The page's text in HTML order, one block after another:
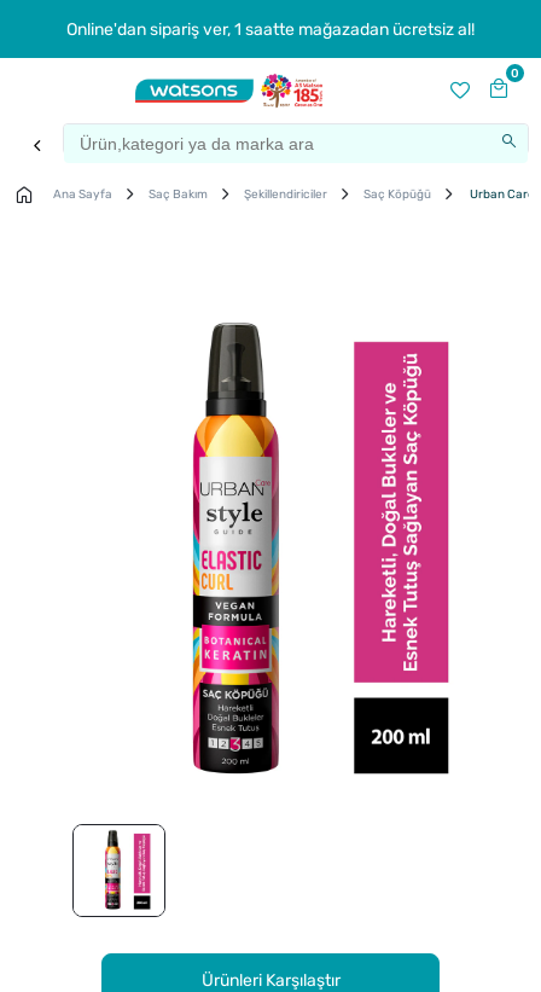
Online'dan sipariş ver, 1 saatte mağazadan ücretsiz al!
0
Ana Sayfa Saç Bakım Şekillendiriciler Saç Köpüğü Urban Care
Ürünleri Karşılaştır